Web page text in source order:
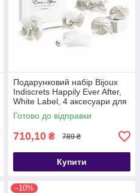
Подарунковий набір Bijoux
Indiscrets Happily Ever After,
White Label, 4 аксесуари для
задоволення - SO8719
Готово до відправки
710,10 ₴ 789 ₴
Купити
–10%